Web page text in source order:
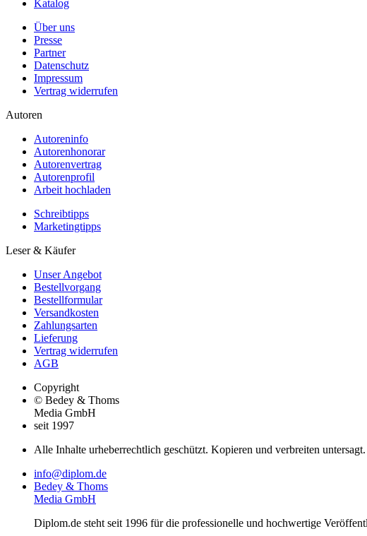
Katalog
Über uns
Presse
Partner
Datenschutz
Impressum
Vertrag widerrufen
Autoren
Autoreninfo
Autorenhonorar
Autorenvertrag
Autorenprofil
Arbeit hochladen
Schreibtipps
Marketingtipps
Leser & Käufer
Unser Angebot
Bestellvorgang
Bestellformular
Versandkosten
Zahlungsarten
Lieferung
Vertrag widerrufen
AGB
Copyright
© Bedey & Thoms
Media GmbH
seit 1997
Alle Inhalte urheberrechtlich geschützt. Kopieren und verbreiten untersagt.
info@diplom.de
Bedey & Thoms
Media GmbH
Diplom.de steht seit 1996 für die professionelle und hochwertige